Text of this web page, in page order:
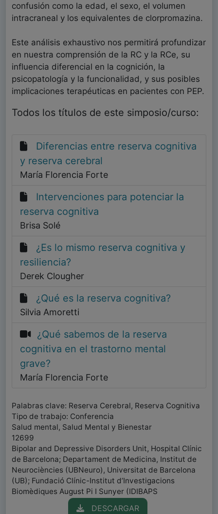
confusión como la edad, el sexo, el volumen
intracraneal y los equivalentes de clorpromazina.
Este análisis exhaustivo nos permitirá profundizar
en nuestra comprensión de la RC y la RCe, su
influencia diferencial en la cognición, la
psicopatología y la funcionalidad, y sus posibles
implicaciones terapéuticas en pacientes con PEP.
Todos los títulos de este simposio/curso:
Diferencias entre reserva cognitiva
y reserva cerebral
María Florencia Forte
Intervenciones para potenciar la
reserva cognitiva
Brisa Solé
¿Es lo mismo reserva cognitiva y
resiliencia?
Derek Clougher
¿Qué es la reserva cognitiva?
Silvia Amoretti
¿Qué sabemos de la reserva
cognitiva en el trastorno mental
grave?
María Florencia Forte
Palabras clave: Reserva Cerebral, Reserva Cognitiva
Tipo de trabajo: Conferencia
Salud mental, Salud Mental y Bienestar
12699
Bipolar and Depressive Disorders Unit, Hospital Clínic
de Barcelona; Departament de Medicina, Institut de
Neurociències (UBNeuro), Universitat de Barcelona
(UB); Fundació Clínic-Institut d’Investigacions
Biomèdiques August Pi I Sunyer (IDIBAPS
DESCARGAR